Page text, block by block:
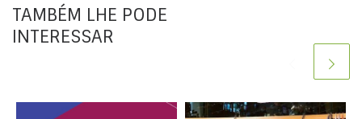
TAMBÉM LHE PODE
INTERESSAR